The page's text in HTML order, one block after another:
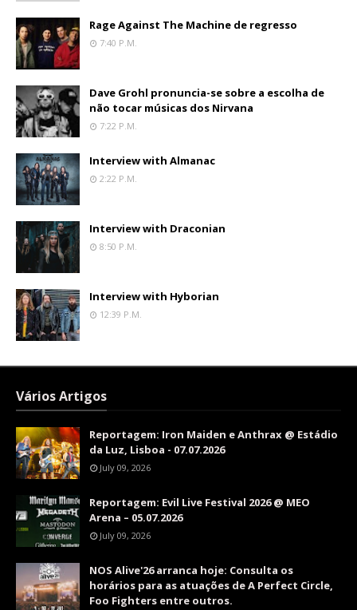
Rage Against The Machine de regresso
7:40 P.m.
Dave Grohl pronuncia-se sobre a escolha de
não tocar músicas dos Nirvana
7:22 P.m.
Interview with Almanac
2:22 P.m.
Interview with Draconian
8:50 P.m.
Interview with Hyborian
12:39 P.m.
Vários Artigos
Reportagem: Iron Maiden e Anthrax @ Estádio
da Luz, Lisboa - 07.07.2026
July 09, 2026
Reportagem: Evil Live Festival 2026 @ MEO
Arena – 05.07.2026
July 09, 2026
NOS Alive'26 arranca hoje: Consulta os
horários para as atuações de A Perfect Circle,
Foo Fighters entre outros.